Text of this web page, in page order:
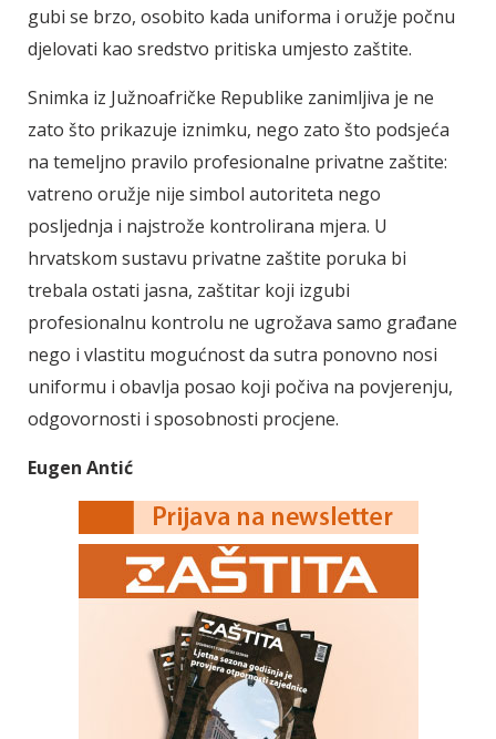
gubi se brzo, osobito kada uniforma i oružje počnu
djelovati kao sredstvo pritiska umjesto zaštite.
Snimka iz Južnoafričke Republike zanimljiva je ne
zato što prikazuje iznimku, nego zato što podsjeća
na temeljno pravilo profesionalne privatne zaštite:
vatreno oružje nije simbol autoriteta nego
posljednja i najstrože kontrolirana mjera. U
hrvatskom sustavu privatne zaštite poruka bi
trebala ostati jasna, zaštitar koji izgubi
profesionalnu kontrolu ne ugrožava samo građane
nego i vlastitu mogućnost da sutra ponovno nosi
uniformu i obavlja posao koji počiva na povjerenju,
odgovornosti i sposobnosti procjene.
Eugen Antić